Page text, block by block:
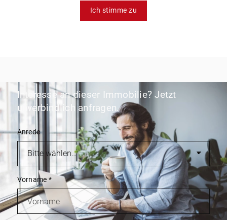
Ich stimme zu
Interesse an dieser Immobilie? Jetzt
unverbindlich anfragen.
Anrede
Vorname *